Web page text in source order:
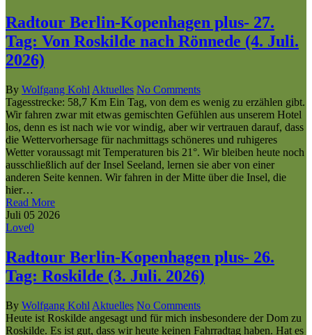
Radtour Berlin-Kopenhagen plus- 27.
Tag: Von Roskilde nach Rönnede (4. Juli.
2026)
By Wolfgang Kohl Aktuelles No Comments
Tagesstrecke: 58,7 Km Ein Tag, von dem es wenig zu erzählen gibt.
Wir fahren zwar mit etwas gemischten Gefühlen aus unserem Hotel
los, denn es ist nach wie vor windig, aber wir vertrauen darauf, dass
die Wettervorhersage für nachmittags schöneres und ruhigeres
Wetter voraussagt mit Temperaturen bis 21°. Wir bleiben heute noch
ausschließlich auf der Insel Seeland, lernen sie aber von einer
anderen Seite kennen. Wir fahren in der Mitte über die Insel, die
hier…
Read More
Juli 05 2026
Love0
Radtour Berlin-Kopenhagen plus- 26.
Tag: Roskilde (3. Juli. 2026)
By Wolfgang Kohl Aktuelles No Comments
Heute ist Roskilde angesagt und für mich insbesondere der Dom zu
Roskilde. Es ist gut, dass wir heute keinen Fahrradtag haben. Hat es